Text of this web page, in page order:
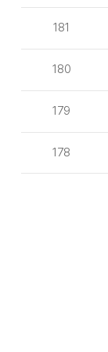
181
180
179
178